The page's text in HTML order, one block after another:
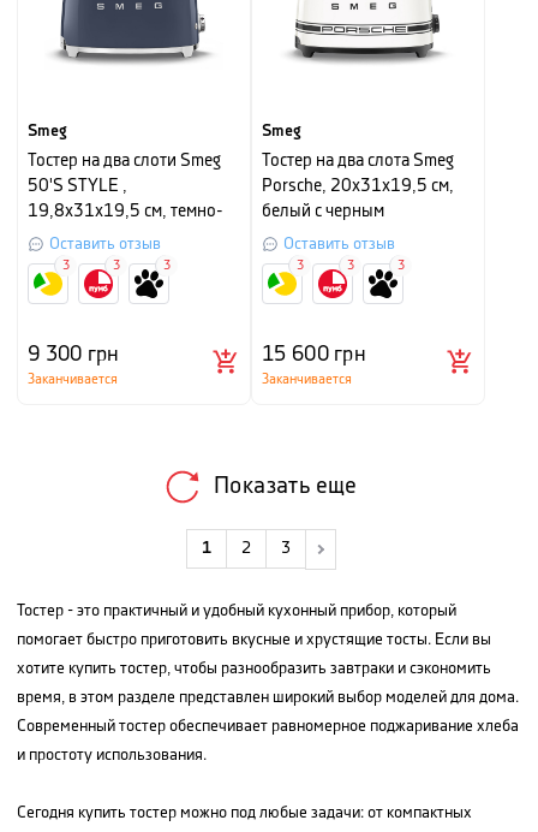
Smeg
Тостер на два слоти Smeg
50'S STYLE ,
19,8х31х19,5 см, темно-
синийОставить отзыв
9 300 грн
Заканчивается
3 3 3
Smeg
Тостер на два слота Smeg
Porsche, 20х31х19,5 см,
белый с черным
Оставить отзыв
15 600грн
Заканчивается
3 3 3
Показать еще
1 2 3
Тостер - это практичный и удобный кухонный прибор, который
помогает быстро приготовить вкусные и хрустящие тосты. Если вы
хотите купить тостер, чтобы разнообразить завтраки и сэкономить
время, в этом разделе представлен широкий выбор моделей для дома.
Современный тостер обеспечивает равномерное поджаривание хлеба
и простоту использования.
Сегодня купить тостер можно под любые задачи: от компактных